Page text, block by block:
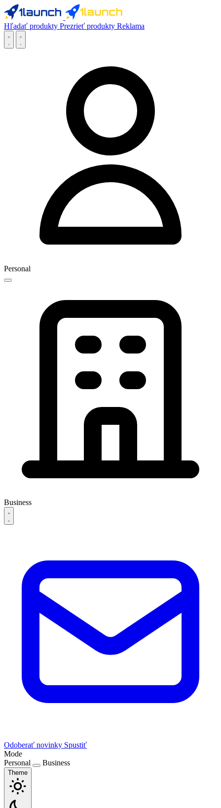
Hľadať produkty Prezrieť produkty Reklama
Personal
Business
Odoberať novinky Spustiť
Mode
Personal
Business
Theme